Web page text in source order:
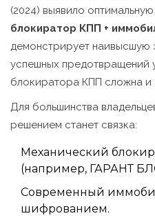
(2024) выявило оптимальную
блокиратор КПП +
демонстрирует наивысшую
успешных предотвращений
блокиратора КПП сложна и
Для большинства
решением станет связка:
Механический
(например, ГАРАНТ
Современный
шифрованием.